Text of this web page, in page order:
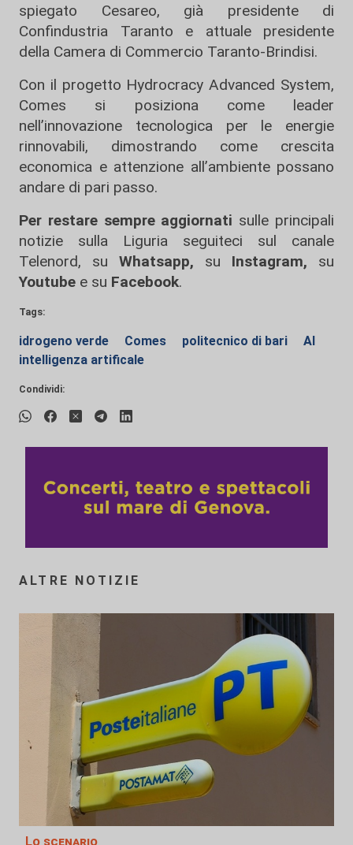
spiegato Cesareo, già presidente di
Confindustria Taranto e attuale presidente
della Camera di Commercio Taranto-Brindisi.
Con il progetto Hydrocracy Advanced System,
Comes si posiziona come leader
nell’innovazione tecnologica per le energie
rinnovabili, dimostrando come crescita
economica e attenzione all’ambiente possano
andare di pari passo.
Per restare sempre aggiornati sulle principali
notizie sulla Liguria seguiteci sul canale
Telenord, su
Whatsapp, su Instagram, su
Youtube e su Facebook.
Tags:
idrogeno verde Comes politecnico di bari
AI
intelligenza artificale
Condividi:
ALTRE NOTIZIE
Lo scenario